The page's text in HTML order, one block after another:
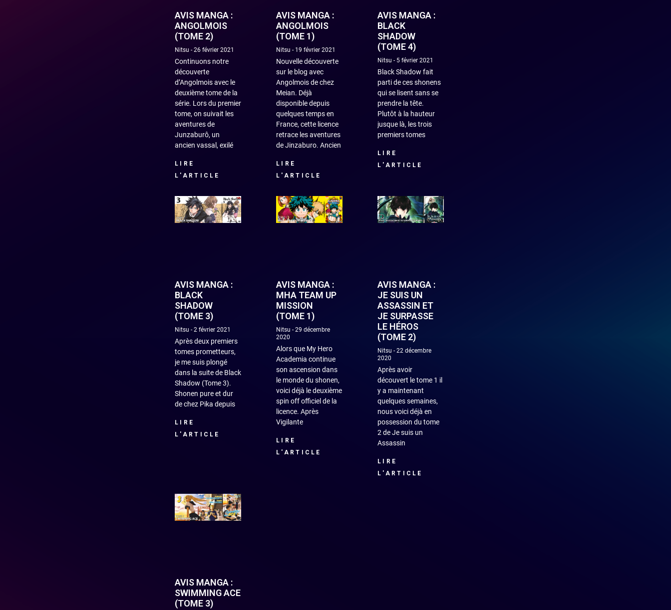
AVIS MANGA :
ANGOLMOIS
(TOME 2)
Nitsu 26 février 2021
Continuons notre
découverte
d’Angolmois avec le
deuxième tome de la
série. Lors du premier
tome, on suivait les
aventures de
Junzaburô, un
ancien vassal, exilé
LIRE
L'ARTICLE
AVIS MANGA :
ANGOLMOIS
(TOME 1)
Nitsu 19 février 2021
Nouvelle découverte
sur le blog avec
Angolmois de chez
Meian. Déjà
disponible depuis
quelques temps en
France, cette licence
retrace les aventures
de Jinzaburo. Ancien
LIRE
L'ARTICLE
AVIS MANGA :
BLACK
SHADOW
(TOME 4)
Nitsu 5 février 2021
Black Shadow fait
parti de ces shonens
qui se lisent sans se
prendre la tête.
Plutôt à la hauteur
jusque là, les trois
premiers tomes
LIRE
L'ARTICLE
AVIS MANGA :
BLACK
SHADOW
(TOME 3)
Nitsu 2 février 2021
Après deux premiers
tomes prometteurs,
je me suis plongé
dans la suite de Black
Shadow (Tome 3).
Shonen pure et dur
de chez Pika depuis
LIRE
L'ARTICLE
AVIS MANGA :
MHA TEAM UP
MISSION
(TOME 1)
Nitsu 29 décembre
2020
Alors que My Hero
Academia continue
son ascension dans
le monde du shonen,
voici déjà le deuxième
spin off officiel de la
licence. Après
Vigilante
LIRE
L'ARTICLE
AVIS MANGA :
JE SUIS UN
ASSASSIN ET
JE SURPASSE
LE HÉROS
(TOME 2)
Nitsu 22 décembre
2020
Après avoir
découvert le tome 1 il
y a maintenant
quelques semaines,
nous voici déjà en
possession du tome
2 de Je suis un
Assassin
LIRE
L'ARTICLE
AVIS MANGA :
SWIMMING ACE
(TOME 3)